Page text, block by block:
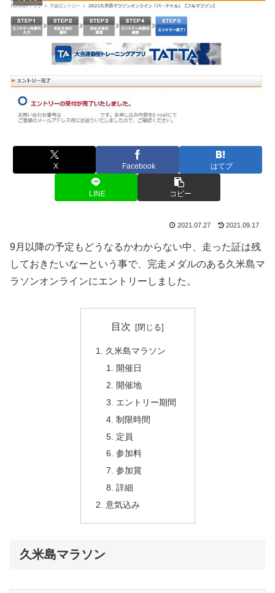
X Facebook はてブ
LINE コピー
2021.07.27 2021.09.17
9月以降の予定もどうなるかわからない中、走った証は残
しておきたいなーという事で、完走メダルのある久米島マ
ラソンオンラインにエントリーしました。
目次
久米島マラソン
開催日
開催地
エントリー期間
制限時間
定員
参加料
参加賞
詳細
意気込み
久米島マラソン